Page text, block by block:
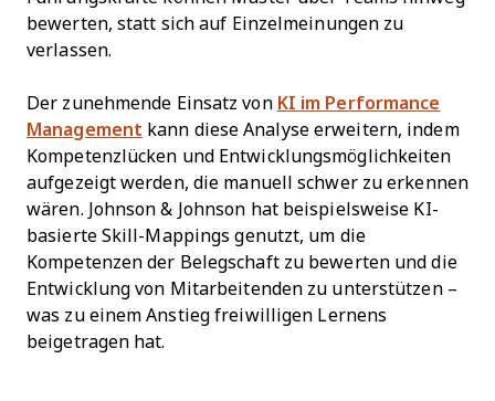
bewerten, statt sich auf Einzelmeinungen zu
verlassen.
Der zunehmende Einsatz von KI im Performance
Management kann diese Analyse erweitern, indem
Kompetenzlücken und Entwicklungsmöglichkeiten
aufgezeigt werden, die manuell schwer zu erkennen
wären. Johnson & Johnson hat beispielsweise KI-
basierte Skill-Mappings genutzt, um die
Kompetenzen der Belegschaft zu bewerten und die
Entwicklung von Mitarbeitenden zu unterstützen –
was zu einem Anstieg freiwilligen Lernens
beigetragen hat.